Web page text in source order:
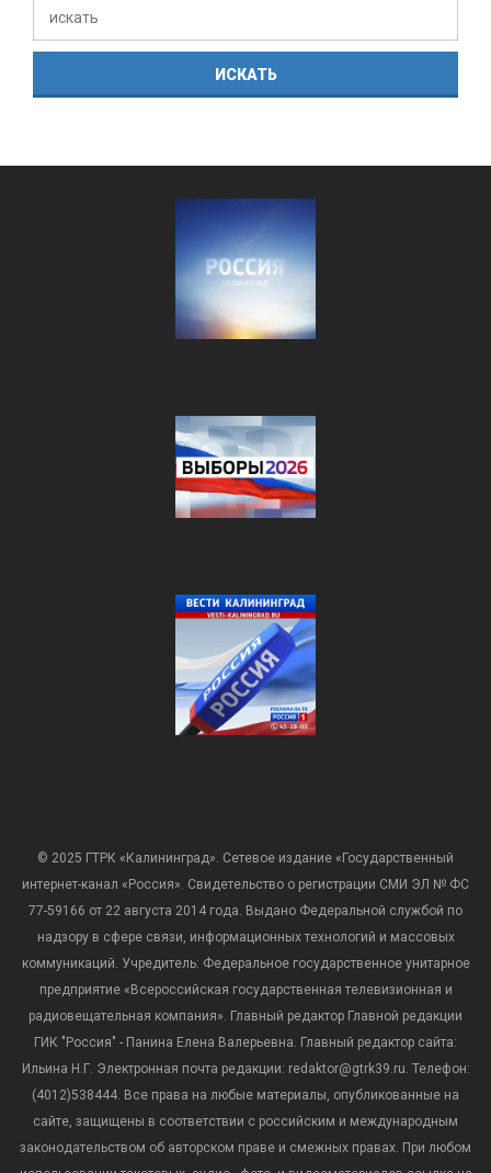
© 2025 ГТРК «Калининград». Сетевое издание «Государственный
интернет-канал «Россия». Свидетельство о регистрации СМИ ЭЛ № ФС
77-59166 от 22 августа 2014 года. Выдано Федеральной службой по
надзору в сфере связи, информационных технологий и массовых
коммуникаций. Учредитель: Федеральное государственное унитарное
предприятие «Всероссийская государственная телевизионная и
радиовещательная компания». Главный редактор Главной редакции
ГИК "Россия" - Панина Елена Валерьевна. Главный редактор сайта:
Ильина Н.Г. Электронная почта редакции: redaktor@gtrk39.ru. Телефон:
(4012)538444. Все права на любые материалы, опубликованные на
сайте, защищены в соответствии с российским и международным
законодательством об авторском праве и смежных правах. При любом